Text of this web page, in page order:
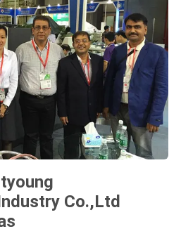
Co.,Ltd